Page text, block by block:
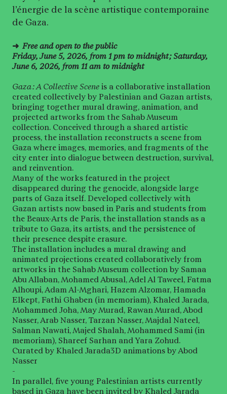
l’énergie de la scène artistique contemporaine
de Gaza.
➜ Free and open to the public
Friday, June 5, 2026, from 1 pm to midnight ; Saturday,
June 6, 2026, from 11 am to midnight
Gaza : A Collective Scene is a collaborative installation
created collectively by Palestinian and Gazan artists,
bringing together mural drawing, animation, and
projected artworks from the Sahab Museum
collection. Conceived through a shared artistic
process, the installation reconstructs a scene from
Gaza where images, memories, and fragments of the
city enter into dialogue between destruction, survival,
and reinvention.
Many of the works featured in the project
disappeared during the genocide, alongside large
parts of Gaza itself. Developed collectively with
Gazan artists now based in Paris and students from
the Beaux-Arts de Paris, the installation stands as a
tribute to Gaza, its artists, and the persistence of
their presence despite erasure.
The installation includes a mural drawing and
animated projections created collaboratively from
artworks in the Sahab Museum collection by Samaa
Abu Allaban, Mohamed Abusal, Adel Al Taweel, Fatma
Alhoupi, Adam Al-Mghari, Hazem Alzomar, Hamada
Elkept, Fathi Ghaben (in memoriam), Khaled Jarada,
Mohammed Joha, May Murad, Rawan Murad, Abod
Nasser, Arab Nasser, Tarzan Nasser, Majdal Nateel,
Salman Nawati, Majed Shalah, Mohammed Sami (in
memoriam), Shareef Sarhan and Yara Zohud.
Curated by Khaled Jarada3D animations by Abod
Nasser
-
In parallel, five young Palestinian artists currently
based in Gaza have been invited by Khaled Jarada